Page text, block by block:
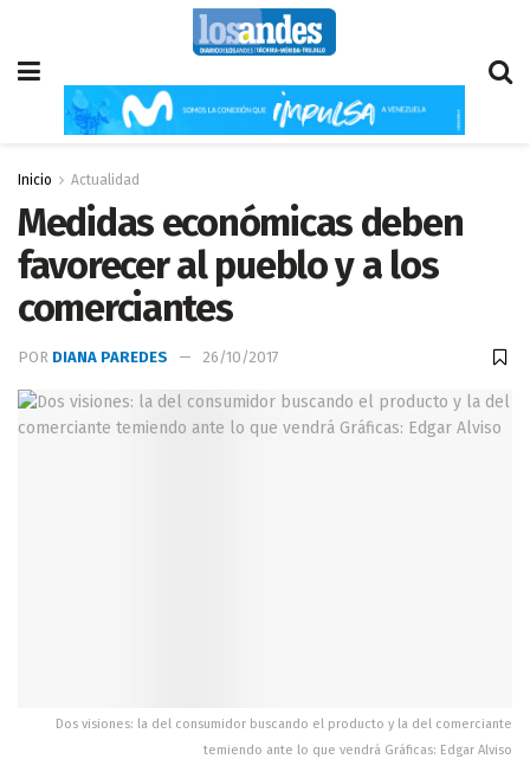
Inicio Actualidad
Medidas económicas deben
favorecer al pueblo y a los
comerciantes
POR DIANA PAREDES 26/10/2017
Dos visiones: la del consumidor buscando el producto y la del comerciante
temiendo ante lo que vendrá Gráficas: Edgar Alviso